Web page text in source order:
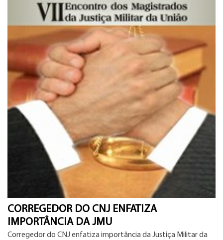
CORREGEDOR DO CNJ ENFATIZA
IMPORTÂNCIA DA JMU
Corregedor do CNJ enfatiza importância da Justiça Militar da